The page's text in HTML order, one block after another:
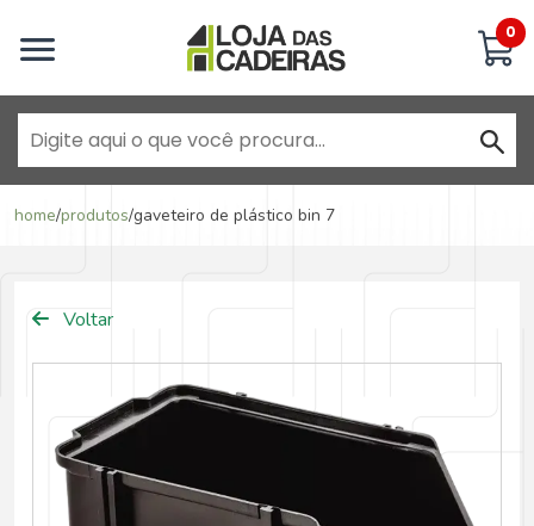
0
home/produtos/gaveteiro de plástico bin 7
Voltar
Inicie uma conversa
Goiânia - Jardim América
Anápolis - Jundiaí
Brasília - ADE Águas Claras
Brasília - Asa Sul
Goiânia - Jardim América II